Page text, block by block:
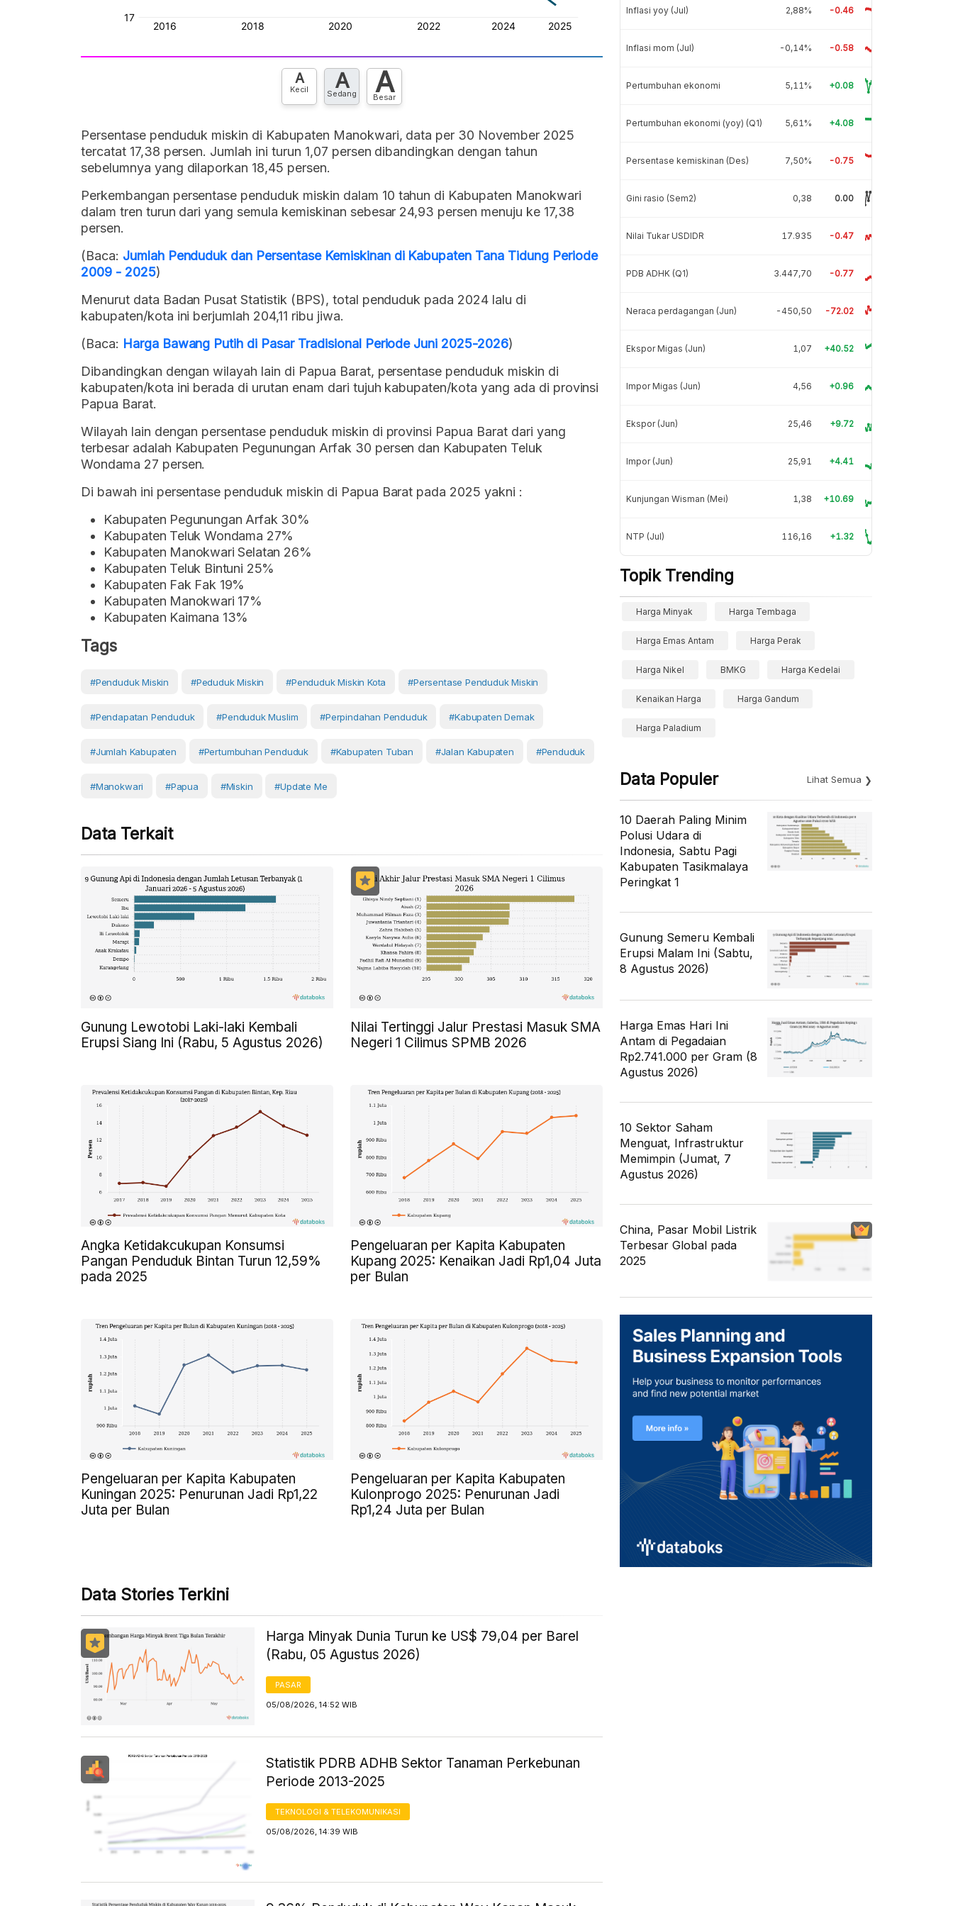
A
Kecil A
Sedang A
Besar
Persentase penduduk miskin di Kabupaten Manokwari, data per 30 November 2025
tercatat 17,38 persen. Jumlah ini turun 1,07 persen dibandingkan dengan tahun
sebelumnya yang dilaporkan 18,45 persen.
Perkembangan persentase penduduk miskin dalam 10 tahun di Kabupaten Manokwari
dalam tren turun dari yang semula kemiskinan sebesar 24,93 persen menuju ke 17,38
persen.
(Baca: Jumlah Penduduk dan Persentase Kemiskinan di Kabupaten Tana Tidung Periode
2009 - 2025)
Menurut data Badan Pusat Statistik (BPS), total penduduk pada 2024 lalu di
kabupaten/kota ini berjumlah 204,11 ribu jiwa.
(Baca: Harga Bawang Putih di Pasar Tradisional Periode Juni 2025-2026)
Dibandingkan dengan wilayah lain di Papua Barat, persentase penduduk miskin di
kabupaten/kota ini berada di urutan enam dari tujuh kabupaten/kota yang ada di provinsi
Papua Barat.
Wilayah lain dengan persentase penduduk miskin di provinsi Papua Barat dari yang
terbesar adalah Kabupaten Pegunungan Arfak 30 persen dan Kabupaten Teluk
Wondama 27 persen.
Di bawah ini persentase penduduk miskin di Papua Barat pada 2025 yakni :
Kabupaten Pegunungan Arfak 30%
Kabupaten Teluk Wondama 27%
Kabupaten Manokwari Selatan 26%
Kabupaten Teluk Bintuni 25%
Kabupaten Fak Fak 19%
Kabupaten Manokwari 17%
Kabupaten Kaimana 13%
Tags
#Penduduk Miskin #Peduduk Miskin #Penduduk Miskin Kota #Persentase Penduduk Miskin
#pendapatan Penduduk #penduduk Muslim #perpindahan Penduduk #Kabupaten Demak
#Jumlah Kabupaten #pertumbuhan Penduduk #Kabupaten Tuban #Jalan Kabupaten #Penduduk
#Manokwari #Papua #Miskin #Update Me
Data Terkait
Gunung Lewotobi Laki-laki Kembali
Erupsi Siang Ini (Rabu, 5 Agustus 2026)
Nilai Tertinggi Jalur Prestasi Masuk SMA
Negeri 1 Cilimus SPMB 2026
Angka Ketidakcukupan Konsumsi
Pangan Penduduk Bintan Turun 12,59%
pada 2025
Pengeluaran per Kapita Kabupaten
Kupang 2025: Kenaikan Jadi Rp1,04 Juta
per Bulan
Pengeluaran per Kapita Kabupaten
Kuningan 2025: Penurunan Jadi Rp1,22
Juta per Bulan
Pengeluaran per Kapita Kabupaten
Kulonprogo 2025: Penurunan Jadi
Rp1,24 Juta per Bulan
Data Stories Terkini
Harga Minyak Dunia Turun ke US$ 79,04 per Barel
(Rabu, 05 Agustus 2026)
PASAR
05/08/2026, 14:52 WIB
Statistik PDRB ADHB Sektor Tanaman Perkebunan
Periode 2013-2025
TEKNOLOGI & TELEKOMUNIKASI
05/08/2026, 14:39 WIB
Inflasi yoy (Jul) 2,88% -0.46
Inflasi mom (Jul) -0,14% -0.58
Pertumbuhan ekonomi 5,11% +0.08
Pertumbuhan ekonomi (yoy) (Q1) 5,61% +4.08
Persentase kemiskinan (Des) 7,50% -0.75
Gini rasio (Sem2) 0,38 0.00
Nilai Tukar USDIDR 17.935 -0.47
PDB ADHK (Q1) 3.447,70 -0.77
Neraca perdagangan (Jun) -450,50 -72.02
Ekspor Migas (Jun) 1,07 +40.52
Impor Migas (Jun) 4,56 +0.96
Ekspor (Jun) 25,46 +9.72
Impor (Jun) 25,91 +4.41
Kunjungan Wisman (Mei) 1,38 +10.69
NTP (Jul) 116,16 +1.32
Topik Trending
Harga Minyak Harga Tembaga
Harga Emas Antam Harga Perak
Harga Nikel BMKG Harga Kedelai
Kenaikan Harga Harga Gandum
Harga Paladium
Data Populer Lihat Semua
10 Daerah Paling Minim
Polusi Udara di
Indonesia, Sabtu Pagi
Kabupaten Tasikmalaya
Peringkat 1
Gunung Semeru Kembali
Erupsi Malam Ini (Sabtu,
8 Agustus 2026)
Harga Emas Hari Ini
Antam di Pegadaian
Rp2.741.000 per Gram (8
Agustus 2026)
10 Sektor Saham
Menguat, Infrastruktur
Memimpin (Jumat, 7
Agustus 2026)
China, Pasar Mobil Listrik
Terbesar Global pada
2025